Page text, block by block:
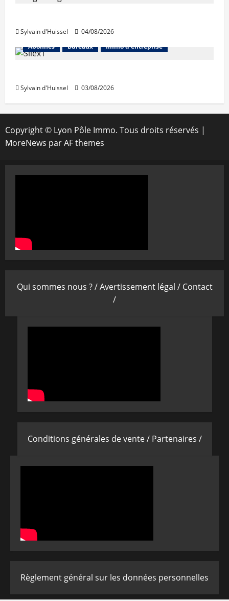
Sylvain d'Huissel
04/08/2026
Abonnés
Bureaux Immo d'entreprise
Sylvain d'Huissel 03/08/2026
Copyright © Lyon Pôle Immo. Tous droits réservés |
MoreNews par AF themes
Qui sommes nous ? /Avertissement légal / Contact
/
Conditions générales de vente / Partenaires /
Règlement général sur les données personnelles